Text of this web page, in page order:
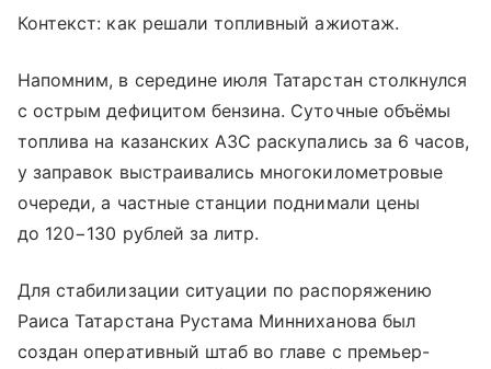
Контекст: как решали топливный ажиотаж.
Напомним, в середине июля Татарстан столкнулся
с острым дефицитом бензина. Суточные объёмы
топлива на казанских АЗС раскупались за 6 часов,
у заправок выстраивались многокилометровые
очереди, а частные станции поднимали цены
до 120−130 рублей за литр.
Для стабилизации ситуации по распоряжению
Раиса Татарстана Рустама Минниханова был
создан оперативный штаб во главе с премьер-